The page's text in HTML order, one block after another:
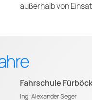
außerhalb von
Fahrschule Fürböck
Ing. Alexander Seger